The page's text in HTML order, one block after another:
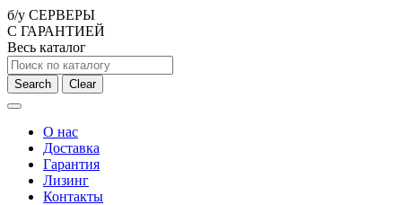
б/у СЕРВЕРЫ
С ГАРАНТИЕЙ
Весь каталог
Search Clear
О нас
Доставка
Гарантия
Лизинг
Контакты